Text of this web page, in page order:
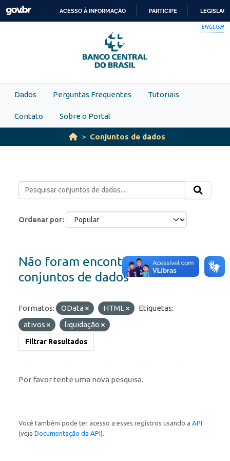
Skip to main content
PARA
O
CONTEÚDO
ACESSO À INFORMAÇÃO PARTICIPE
ENGLISH
Dados Perguntas Frequentes Tutoriais
Contato Sobre o Portal
Conjuntos de dados
Ordenar por
Não foram encontrados
conjuntos de dados
Formatos: OData HTML
Etiquetas:
ativos
liquidação
Filtrar Resultados
Por favor tente uma nova pesquisa.
Você também pode ter acesso a esses registros usando a API
(veja Documentação da API).